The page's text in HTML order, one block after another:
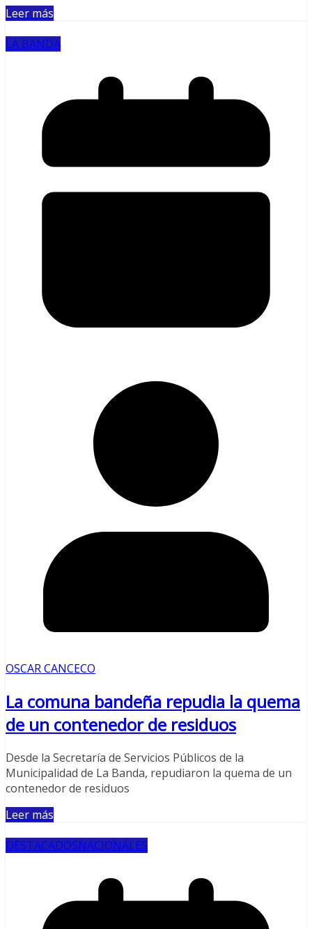
Leer más
LA BANDA
OSCAR CANCECO
La comuna bandeña repudia la quema
de un contenedor de residuos
Desde la Secretaría de Servicios Públicos de la
Municipalidad de La Banda, repudiaron la quema de un
contenedor de residuos
Leer más
DESTACADOSNACIONALES